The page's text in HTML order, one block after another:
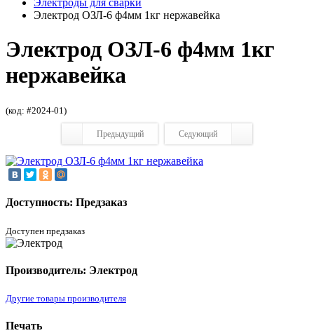
Электроды для сварки
Электрод ОЗЛ-6 ф4мм 1кг нержавейка
Электрод ОЗЛ-6 ф4мм 1кг
нержавейка
(код: #2024-01)
Предыдущий Седующий
Доступность: Предзаказ
Доступен предзаказ
Производитель: Электрод
Другие товары производителя
Печать